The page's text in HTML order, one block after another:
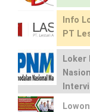
Info
PT
Loker